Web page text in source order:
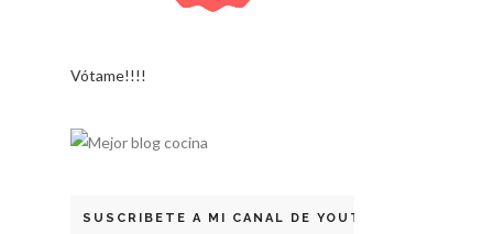
Vótame!!!!
SUSCRIBETE A MI CANAL DE YOUTUBE